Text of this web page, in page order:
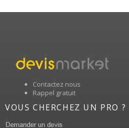
Contactez nous
Rappel gratuit
VOUS CHERCHEZ UN PRO ?